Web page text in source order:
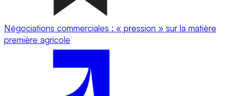
Négociations commerciales : « pression » sur la matière
première agricole